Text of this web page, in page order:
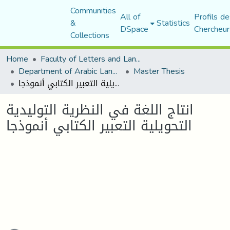
Communities
&
Collections
All of
DSpace Statistics Profils
Home
Faculty of Letters and Languages
Department of Arabic Language and Literature Master Thesis
انتاج اللغة في النظرية التوليدية التحويلية التعبير الكتابي أنموذجا
انتاج اللغة في النظرية التوليدية
التحويلية التعبير الكتابي أنموذجا